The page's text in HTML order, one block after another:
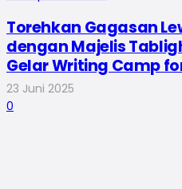
Torehkan Gagasan
dengan Majelis
Gelar Writing Camp
23 Juni 2025
0